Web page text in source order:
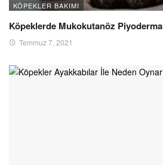
KÖPEKLER BAKIMI
Köpeklerde Mukokutanöz
Temmuz 7, 2021